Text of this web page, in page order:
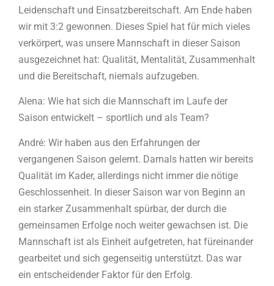
Leidenschaft und Einsatzbereitschaft. Am Ende haben
wir mit 3:2 gewonnen. Dieses Spiel hat für mich vieles
verkörpert, was unsere Mannschaft in dieser Saison
ausgezeichnet hat: Qualität, Mentalität, Zusammenhalt
und die Bereitschaft, niemals aufzugeben.
Alena: Wie hat sich die Mannschaft im Laufe der
Saison entwickelt – sportlich und als Team?
André: Wir haben aus den Erfahrungen der
vergangenen Saison gelernt. Damals hatten wir bereits
Qualität im Kader, allerdings nicht immer die nötige
Geschlossenheit. In dieser Saison war von Beginn an
ein starker Zusammenhalt spürbar, der durch die
gemeinsamen Erfolge noch weiter gewachsen ist. Die
Mannschaft ist als Einheit aufgetreten, hat füreinander
gearbeitet und sich gegenseitig unterstützt. Das war
ein entscheidender Faktor für den Erfolg.